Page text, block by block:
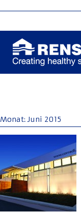
Monat:Juni 2015